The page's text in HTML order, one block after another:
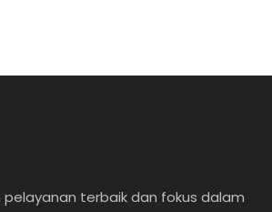
terbaik dan fokus dalam